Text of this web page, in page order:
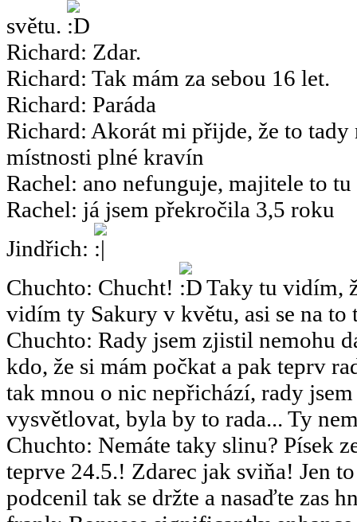
světu.
Richard: Zdar.
Richard: Tak mám za sebou 16 let.
Richard: Paráda
Richard: Akorát mi přijde, že to tady
místnosti plné kravín
Rachel: ano nefunguje, majitele to
Rachel: já jsem překročila 3,5 roku
Jindřich:
Chuchto: Chucht!
Taky tu vidím,
vidím ty Sakury v květu, asi se na to
Chuchto: Rady jsem zjistil nemohu
kdo, že si mám počkat a pak teprv
tak mnou o nic nepřichází, rady
vysvětlovat, byla by to rada... Ty
Chuchto: Nemáte taky slinu? Písek
teprve 24.5.! Zdarec jak sviňa! Jen
podcenil tak se držte a nasaďte zas